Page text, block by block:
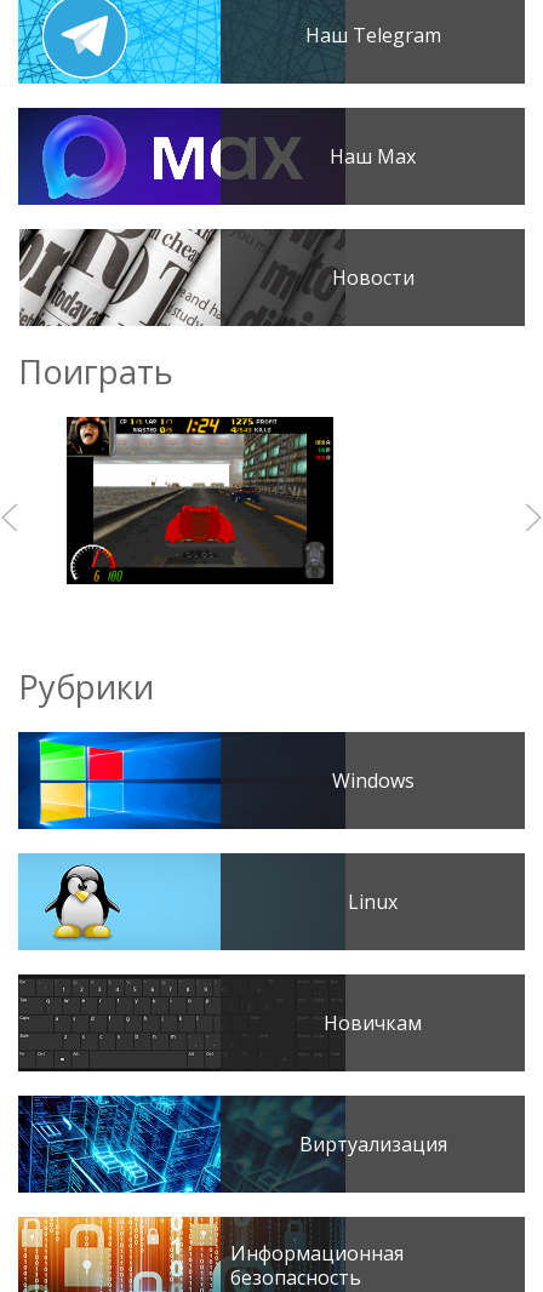
Наш Telegram
Наш Max
Новости
Поиграть
Рубрики
Windows
Linux
Новичкам
Виртуализация
Информационная
безопасность